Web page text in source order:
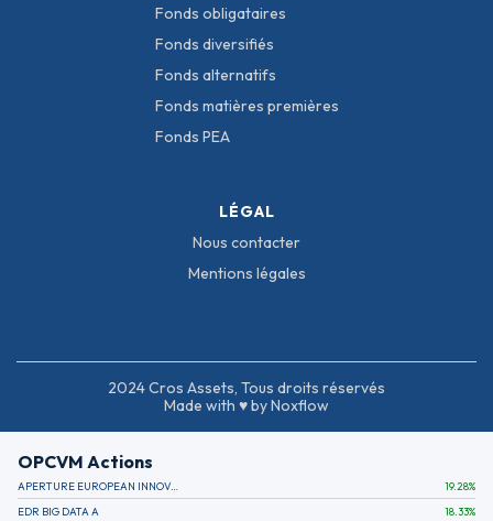
Fonds obligataires
Fonds diversifiés
Fonds alternatifs
Fonds matières premières
Fonds PEA
LÉGAL
Nous contacter
Mentions légales
2024 Cros Assets, Tous droits réservés
Made with ♥ by Noxflow
OPCVM Actions
APERTURE EUROPEAN INNOVATION 19.28%
EDR BIG DATA A
18.33%